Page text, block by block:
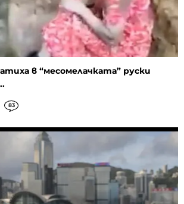
в “месомелачката” руски
83